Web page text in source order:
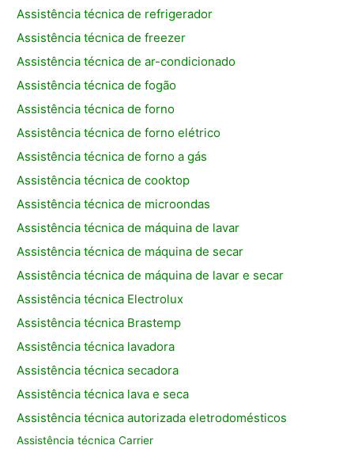
Assistência técnica de refrigerador
Assistência técnica de freezer
Assistência técnica de ar-condicionado
Assistência técnica de fogão
Assistência técnica de forno
Assistência técnica de forno elétrico
Assistência técnica de forno a gás
Assistência técnica de cooktop
Assistência técnica de microondas
Assistência técnica de máquina de lavar
Assistência técnica de máquina de secar
Assistência técnica de máquina de lavar e secar
Assistência técnica Electrolux
Assistência técnica Brastemp
Assistência técnica lavadora
Assistência técnica secadora
Assistência técnica lava e seca
Assistência técnica autorizada eletrodomésticos
Assistência técnica Carrier